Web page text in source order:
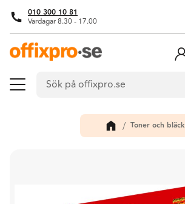
Meny
010 300 10 81
Vardagar 8.30 - 17.00
Toner och bläck